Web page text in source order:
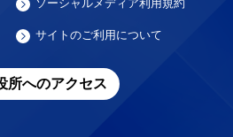
ソーシャルメディア利用規約
サイトのご利用について
所へのアクセス